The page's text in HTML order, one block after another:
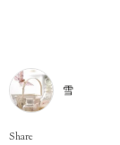
雪
Share